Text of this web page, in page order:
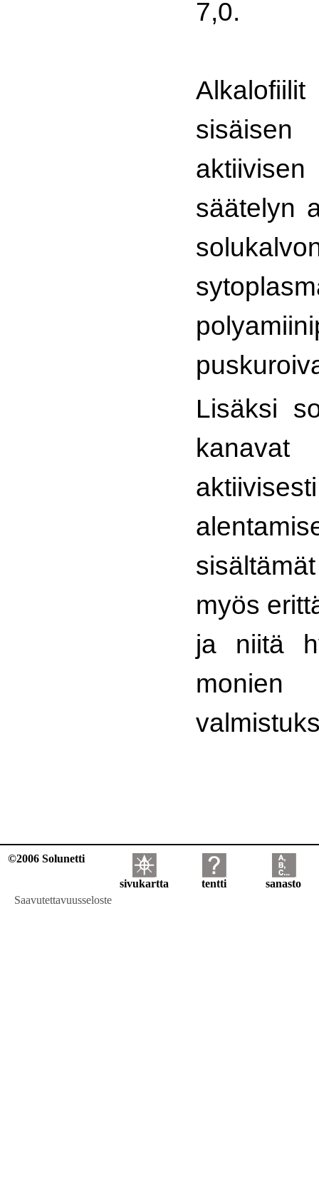
7,0.
sisäisen
säätelyn
Lisäksi
myös
ja niitä
monien
©2006 Solunetti
sivukartta tentti
sanasto
Saavutettavuusseloste